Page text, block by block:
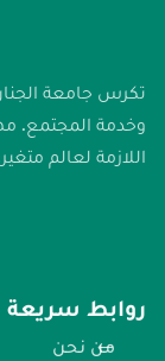
تكرس جامعة
وخدمة المجتمع.
اللازمة لعالم
روابط سريعة
من نحن